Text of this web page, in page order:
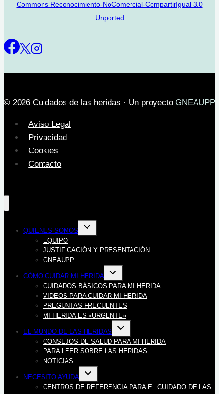
Commons Reconocimiento-NoComercial-CompartirIgual 3.0
Unported
© 2026 Cuidados de las heridas · Un proyecto GNEAUPP
Aviso Legal
Privacidad
Cookies
Contacto
QUIENES SOMOS
Alternar
menú
EQUIPO
JUSTIFICACIÓN Y PRESENTACIÓN
GNEAUPP
CÓMO CUIDAR MI HERIDA
Alternar
menú
hijo
CUIDADOS BÁSICOS PARA MI HERIDA
VIDEOS PARA CUIDAR MI HERIDA
PREGUNTAS FRECUENTES
MI HERIDA ES «URGENTE»
EL MUNDO DE LAS HERIDAS
Alternar
menú
hijo
CONSEJOS DE SALUD PARA MI HERIDA
PARA LEER SOBRE LAS HERIDAS
NOTICIAS
NECESITO AYUDA
Alternar
menú
hijo
CENTROS DE REFERENCIA PARA EL CUIDADO DE LAS